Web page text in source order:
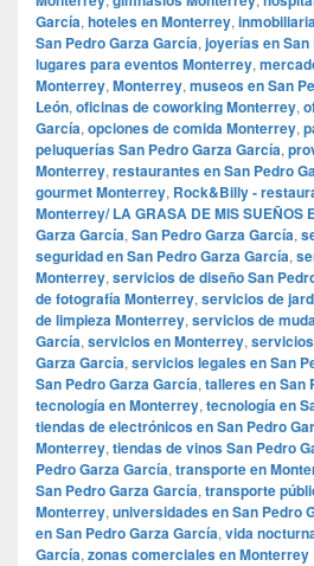
García, hoteles en Monterrey,
San Pedro Garza García, joyerías en San
lugares para eventos Monterrey,
Monterrey, Monterrey, museos en San
León, oficinas de coworking Monterrey,
García, opciones de comida Monterrey,
peluquerías San Pedro Garza García,
Monterrey, restaurantes en San Pedro
gourmet Monterrey, Rock&Billy -
Monterrey/ LA GRASA DE MIS SUEÑOS
Garza García, San Pedro Garza García,
seguridad en San Pedro Garza García,
Monterrey, servicios de diseño San
de fotografía Monterrey, servicios de
de limpieza Monterrey, servicios de
García, servicios en Monterrey,
Garza García, servicios legales en San
San Pedro Garza García, talleres en San
tecnología en Monterrey, tecnología en
tiendas de electrónicos en San Pedro
Monterrey, tiendas de vinos San Pedro
Pedro Garza García, transporte en
San Pedro Garza García, transporte
Monterrey, universidades en San Pedro
en San Pedro Garza García, vida
García, zonas comerciales en Monterrey